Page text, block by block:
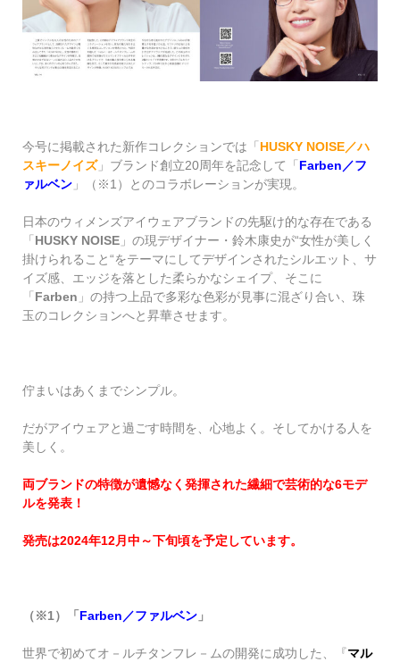
今号に掲載された新作コレクションでは「 HUSKY NOISE／ハ
スキーノイズ」ブランド創立20周年を記念して「 Farben ／フ
ァルベン 」（※1）とのコラボレーションが実現。
日本のウィメンズアイウェアブランドの先駆け的な存在である
「 HUSKY NOISE 」の現デザイナー・鈴木康史が“女性が美しく
掛けられること“をテーマにしてデザインされたシルエット、サ
イズ感、エッジを落とした柔らかなシェイプ、そこに
「 Farben 」の持つ上品で多彩な色彩が見事に混ざり合い、珠
玉のコレクションへと昇華させます。
佇まいはあくまでシンプル。
だがアイウェアと過ごす時間を、心地よく。そしてかける人を
美しく。
両ブランドの特徴が遺憾なく発揮された繊細で芸術的な6モデ
ルを発表！
発売は2024年12月中～下旬頃を予定しています。
（※1）「 Farben ／ファルベン 」
世界で初めてオ－ルチタンフレ－ムの開発に成功した、『マル